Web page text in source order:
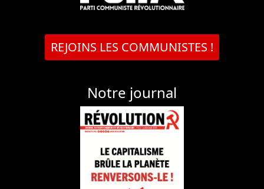
REJOINS LES COMMUNISTES !
Notre journal